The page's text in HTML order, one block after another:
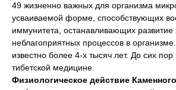
49 жизненно важных для организма
усваиваемой форме, способствующих
иммунитета, останавливающих развитие
неблагоприятных процессов в
известно более 4-х тысяч лет. До сих
тибетской медицине.
Физиологическое действие